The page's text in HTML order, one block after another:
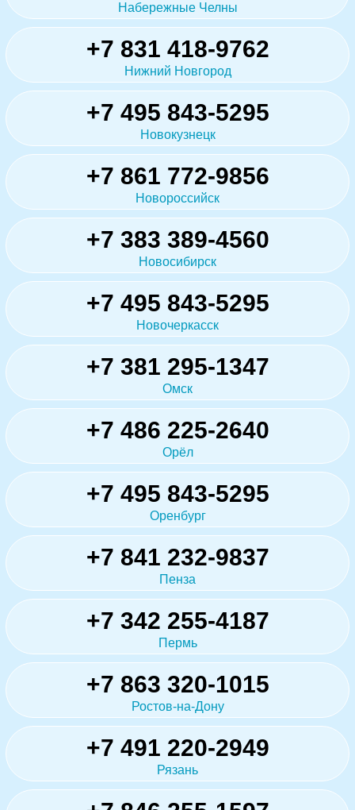
Набережные Челны
+7 831 418-9762
Нижний Новгород
+7 495 843-5295
Новокузнецк
+7 861 772-9856
Новороссийск
+7 383 389-4560
Новосибирск
+7 495 843-5295
Новочеркасск
+7 381 295-1347
Омск
+7 486 225-2640
Орёл
+7 495 843-5295
Оренбург
+7 841 232-9837
Пенза
+7 342 255-4187
Пермь
+7 863 320-1015
Ростов-на-Дону
+7 491 220-2949
Рязань